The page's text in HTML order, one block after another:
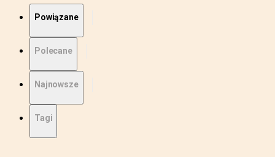
Powiązane
Polecane
Najnowsze
Tagi